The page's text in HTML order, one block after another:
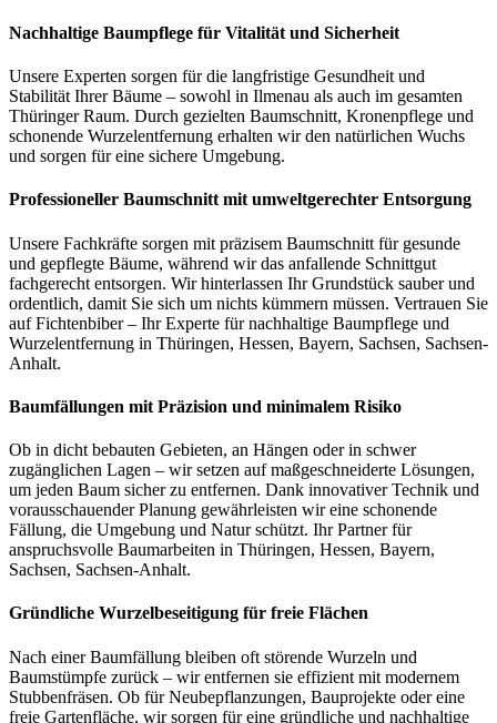
Nachhaltige Baumpflege für Vitalität und Sicherheit
Unsere Experten sorgen für die langfristige Gesundheit und
Stabilität Ihrer Bäume – sowohl in Ilmenau als auch im gesamten
Thüringer Raum. Durch gezielten Baumschnitt, Kronenpflege und
schonende Wurzelentfernung erhalten wir den natürlichen Wuchs
und sorgen für eine sichere Umgebung.
Professioneller Baumschnitt mit umweltgerechter Entsorgung
Unsere Fachkräfte sorgen mit präzisem Baumschnitt für gesunde
und gepflegte Bäume, während wir das anfallende Schnittgut
fachgerecht entsorgen. Wir hinterlassen Ihr Grundstück sauber und
ordentlich, damit Sie sich um nichts kümmern müssen. Vertrauen Sie
auf Fichtenbiber – Ihr Experte für nachhaltige Baumpflege und
Wurzelentfernung in Thüringen, Hessen, Bayern, Sachsen, Sachsen-
Anhalt.
Baumfällungen mit Präzision und minimalem Risiko
Ob in dicht bebauten Gebieten, an Hängen oder in schwer
zugänglichen Lagen – wir setzen auf maßgeschneiderte Lösungen,
um jeden Baum sicher zu entfernen. Dank innovativer Technik und
vorausschauender Planung gewährleisten wir eine schonende
Fällung, die Umgebung und Natur schützt. Ihr Partner für
anspruchsvolle Baumarbeiten in Thüringen, Hessen, Bayern,
Sachsen, Sachsen-Anhalt.
Gründliche Wurzelbeseitigung für freie Flächen
Nach einer Baumfällung bleiben oft störende Wurzeln und
Baumstümpfe zurück – wir entfernen sie effizient mit modernem
Stubbenfräsen. Ob für Neubepflanzungen, Bauprojekte oder eine
freie Gartenfläche, wir sorgen für eine gründliche und nachhaltige